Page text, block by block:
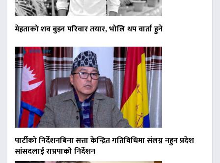
मेहताको शव बुझ्न परिवार तयार, भोलि थप वार्ता हुने
पार्टीको निर्देशनबिना सत्ता केन्द्रित गतिविधिमा संलग्न नहुन प्रदेश
सांसदलाई राप्रपाको निर्देशन